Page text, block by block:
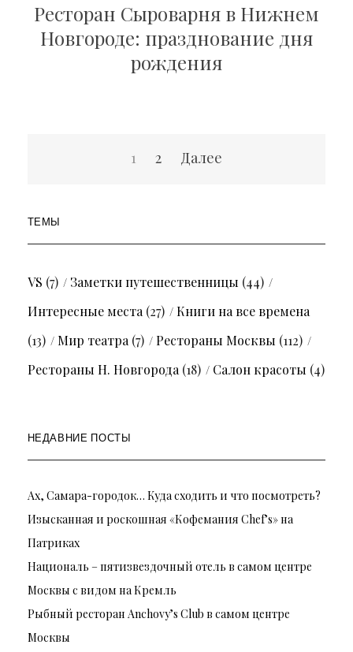
Ресторан Сыроварня в Нижнем
Новгороде: празднование дня
рождения
1 2 Далее
ТЕМЫ
VS (7) Заметки путешественницы (44)
Интересные места (27)
Книги на все времена
(13)
Мир театра (7) Рестораны Москвы (112)
Рестораны Н. Новгорода (18) Салон красоты (4)
НЕДАВНИЕ ПОСТЫ
Ах, Самара-городок… Куда сходить и что посмотреть?
Изысканная и роскошная «Кофемания Chef’s» на
Патриках
Националь – пятизвездочный отель в самом центре
Москвы с видом на Кремль
Рыбный ресторан Anchovy’s Club в самом центре
Москвы